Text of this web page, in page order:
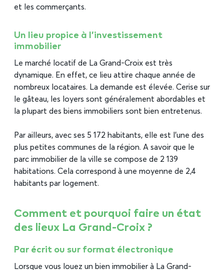
et les commerçants.
Un lieu propice à l’investissement
immobilier
Le marché locatif de La Grand-Croix est très
dynamique. En effet, ce lieu attire chaque année de
nombreux locataires. La demande est élevée. Cerise sur
le gâteau, les loyers sont généralement abordables et
la plupart des biens immobiliers sont bien entretenus.
Par ailleurs, avec ses 5 172 habitants, elle est l’une des
plus petites communes de la région. A savoir que le
parc immobilier de la ville se compose de 2 139
habitations. Cela correspond à une moyenne de 2,4
habitants par logement.
Comment et pourquoi faire un état
des lieux La Grand-Croix ?
Par écrit ou sur format électronique
Lorsque vous louez un bien immobilier à La Grand-